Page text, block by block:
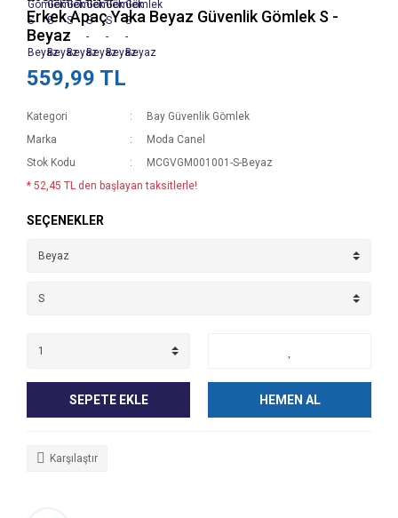
Erkek Apaç Yaka Beyaz Güvenlik Gömlek S -
Beyaz
559,99 TL
Kategori
Bay Güvenlik Gömlek
Marka
Moda Canel
Stok Kodu
MCGVGM001001-S-Beyaz
* 52,45 TL den başlayan taksitlerle!
SEÇENEKLER
SEPETE EKLE HEMEN AL
Karşılaştır